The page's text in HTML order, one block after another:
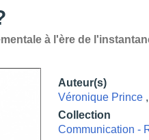
à l'ère de
Auteur(s)
Véronique Prince
Collection
Communication -